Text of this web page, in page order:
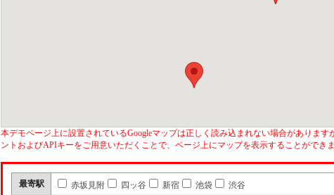
本デモページ上に設置されているGoogleマップは正しく読み込まれない場合があります
ントおよびAPIキーをご用意いただくことで、ページ上にマップを表示することができま
最寄駅 赤坂見附 四ッ谷 新宿 池袋 渋谷